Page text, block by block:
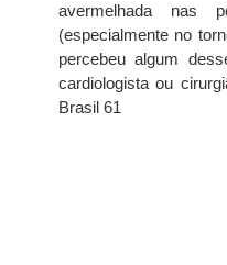
avermelhada nas
(especialmente no
percebeu algum
cardiologista ou
Brasil 61